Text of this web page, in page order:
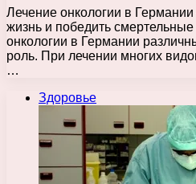
Лечение онкологии в
жизнь и победить
онкологии в Германии
роль. При лечении многих
…
Здоровье